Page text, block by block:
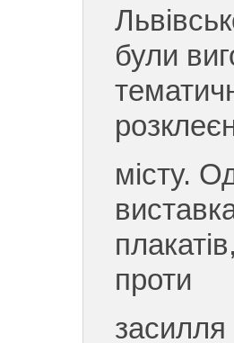
були
місту.
проти
засилля